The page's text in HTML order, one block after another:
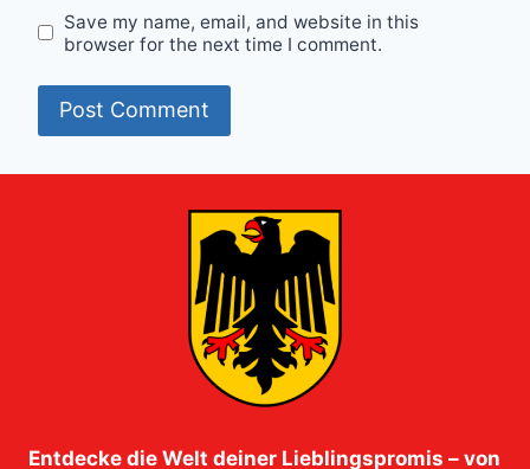
Save my name, email, and website in this
browser for the next time I comment.
Entdecke die Welt deiner Lieblingspromis – von